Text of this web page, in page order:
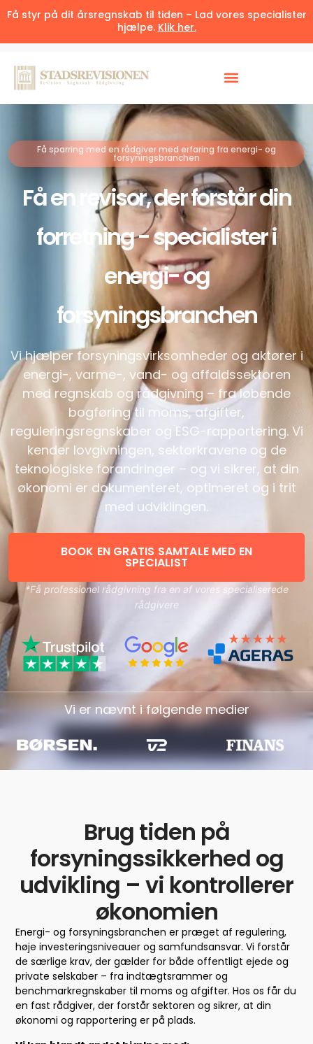
Få styr på dit årsregnskab til tiden – Lad vores specialister
hjælpe. Klik her.
Få sparring med en rådgiver med erfaring fra energi- og
forsyningsbranchen
Få en revisor, der forstår din
forretning - specialister i
energi- og
forsyningsbranchen
Vi hjælper forsyningsvirksomheder og aktører i
energi-, varme-, vand- og affaldssektoren
med regnskab og rådgivning – fra løbende
bogføring til moms, afgifter,
reguleringsregnskaber og ESG-rapportering. Vi
kender lovgivningen, sektorkravene og de
teknologiske forandringer – og vi sikrer, at din
økonomi er dokumenteret, optimeret og i trit
med udviklingen.
BOOK EN GRATIS SAMTALE MED EN
SPECIALIST
*Få professionel rådgivning fra en af vores specialiserede
rådgivere
Vi er nævnt i følgende medier
Brug tiden på
forsyningssikkerhed og
udvikling – vi kontrollerer
økonomien
Energi- og forsyningsbranchen er præget af regulering,
høje investeringsniveauer og samfundsansvar. Vi forstår
de særlige krav, der gælder for både offentligt ejede og
private selskaber – fra indtægtsrammer og
benchmarkregnskaber til moms og afgifter. Hos os får du
en fast rådgiver, der forstår sektoren og sikrer, at din
økonomi og rapportering er på plads.